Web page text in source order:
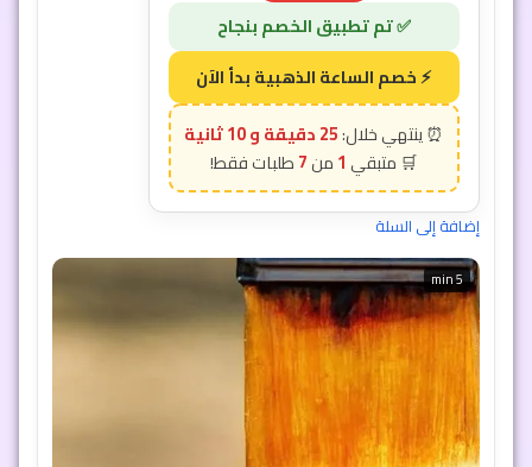
25 دقيقة و 7 ثانية
1
7
5 min